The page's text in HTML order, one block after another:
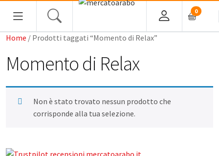
0
HOME
ALIMENTARI
PROFUMI ARABI
Home / Prodotti taggati “Momento di Relax”
Momento di Relax
Non è stato trovato nessun prodotto che
corrisponde alla tua selezione.